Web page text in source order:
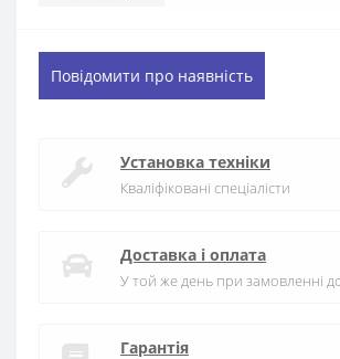
Повідомити про наявність
Установка техніки
Кваліфіковані спеціалісти
Доставка і оплата
У той же день при замовленні
Гарантія